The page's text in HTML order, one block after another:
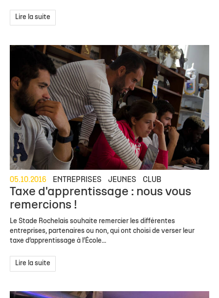
Lire la suite
05.10.2016 ENTREPRISES JEUNES CLUB
Taxe d'apprentissage : nous vous
remercions !
Le Stade Rochelais souhaite remercier les différentes
entreprises, partenaires ou non, qui ont choisi de verser leur
taxe d’apprentissage à l’École...
Lire la suite